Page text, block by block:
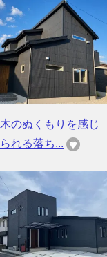
木のぬくもりを感じ
られる落ち...